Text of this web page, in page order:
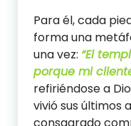
Para él, cada
forma una
una vez: “El
porque mi
refiriéndose a
vivió sus últimos